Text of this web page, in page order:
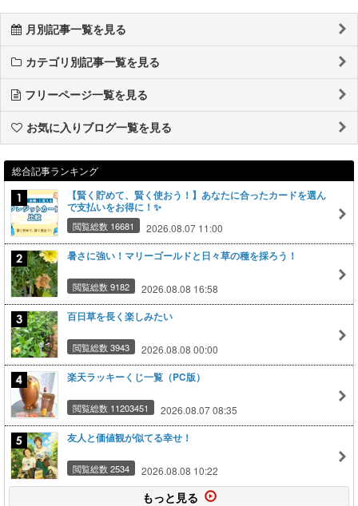
月別記事一覧を見る
カテゴリ別記事一覧を見る
フリーページ一覧を見る
お気に入りブログ一覧を見る
総合記事ランキング
【賢く貯めて、賢く使おう！】あなたに合ったカードを選ん
で支払いをお得に！✨
閲覧総数 16681 2026.08.07 11:00
暑さに強い！マリーゴールドと日々草の種を採ろう！
閲覧総数 9182 2026.08.08 16:58
百日草を長く楽しみたい
閲覧総数 3943 2026.08.08 00:00
楽天ラッキーくじ一覧（PC版）
閲覧総数 11203451 2026.08.07 08:35
友人と価値観が似てる幸せ！
閲覧総数 2534 2026.08.08 10:22
もっと見る